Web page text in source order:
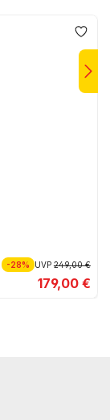
-28% UVP249,00 €
179,00 €